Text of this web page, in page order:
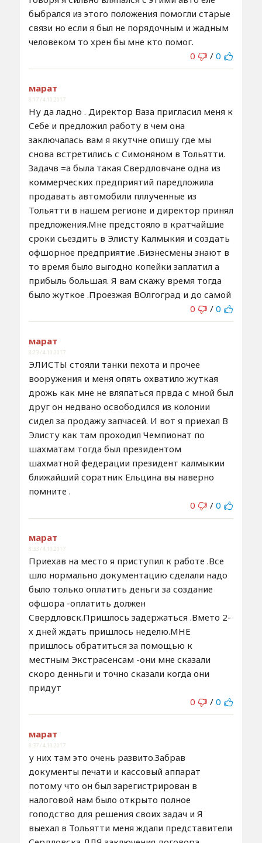
быбрался из этого положения помогли старые
связи но если я был не порядочным и жадным
человеком то хрен бы мне кто помог.
0
/ 0
марат
8:17 / 4.10.2017
Ну да ладно . Директор Ваза пригласил меня к
Себе и предложил работу в чем она
заключалась вам я якутчне опишу где мы
снова встретились с Симоняном в Тольятти.
Задачв =а была такая Свердловчане одна из
коммерческих предприятий паредложила
продавать автомобили пллученные из
Тольятти в нашем регионе и директор принял
предложения.Мне предстояло в кратчайшие
сроки сьездить в Элисту Калмыкия и создать
офшорное предприятие .Бизнесмены знают в
то время было выгодно копейки заплатил а
прибыль большая. Я вам скажу время тогда
было жуткое .Проезжая ВОлгоград и до самой
0
/ 0
марат
8:23 / 4.10.2017
ЭЛИСТЫ стояли танки пехота и прочее
вооружения и меня опять охватило жуткая
дрожь как мне не вляпаться првда с мной был
друг он недвано освободился из колонии
сидел за продажу запчасей. И вот я приехал В
Элисту как там проходил Чемпионат по
шахматам тогда был президентом
шахматной федерации президент калмыкии
ближайший соратник Ельцина вы наверно
помните .
0
/ 0
марат
8:33 / 4.10.2017
Приехав на место я приступил к работе .Все
шло нормально документацию сделали надо
было только оплатить деньги за создание
офшора -оплатить должен
Свердловск.Пришлось задержаться .Вмето 2-
х дней ждать пришлось неделю.МНЕ
пришлось обратиться за помощью к
местным Экстрасенсам -они мне сказали
скоро денньги и точно сказали когда они
придут
0
/ 0
марат
8:37 / 4.10.2017
у них там это очень развито.Забрав
документы печати и кассовый аппарат
потому что он был зарегистрирован в
налоговой нам было открыто полное
гоподство для решения своих задач и Я
выехал в Тольятти меня ждали представители